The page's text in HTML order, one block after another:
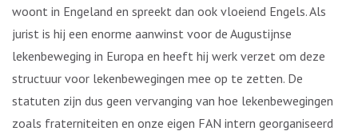
woont in Engeland en spreekt dan ook vloeiend Engels. Als
jurist is hij een enorme aanwinst voor de Augustijnse
lekenbeweging in Europa en heeft hij werk verzet om deze
structuur voor lekenbewegingen mee op te zetten. De
statuten zijn dus geen vervanging van hoe lekenbewegingen
zoals fraterniteiten en onze eigen FAN intern georganiseerd